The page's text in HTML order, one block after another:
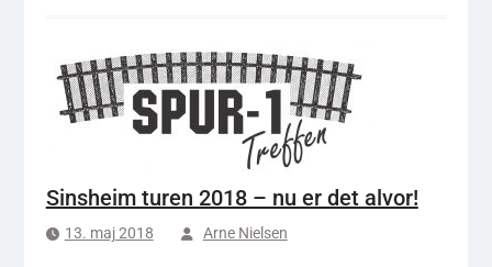
Sinsheim turen 2018 – nu er det alvor!
13. maj 2018 Arne Nielsen